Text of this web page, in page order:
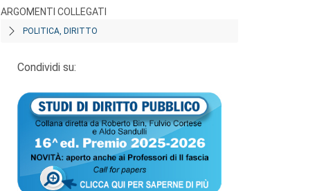
ARGOMENTI COLLEGATI
POLITICA, DIRITTO
Condividi su: